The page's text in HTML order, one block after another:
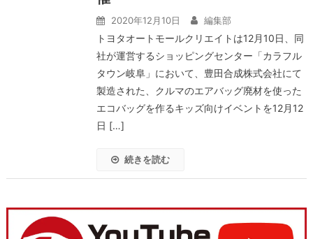
2020年12月10日 編集部
トヨタオートモールクリエイトは12月10日、同
社が運営するショッピングセンター「カラフル
タウン岐阜」において、豊田合成株式会社にて
製造された、クルマのエアバッグ廃材を使った
エコバッグを作るキッズ向けイベントを12月12
日 […]
続きを読む